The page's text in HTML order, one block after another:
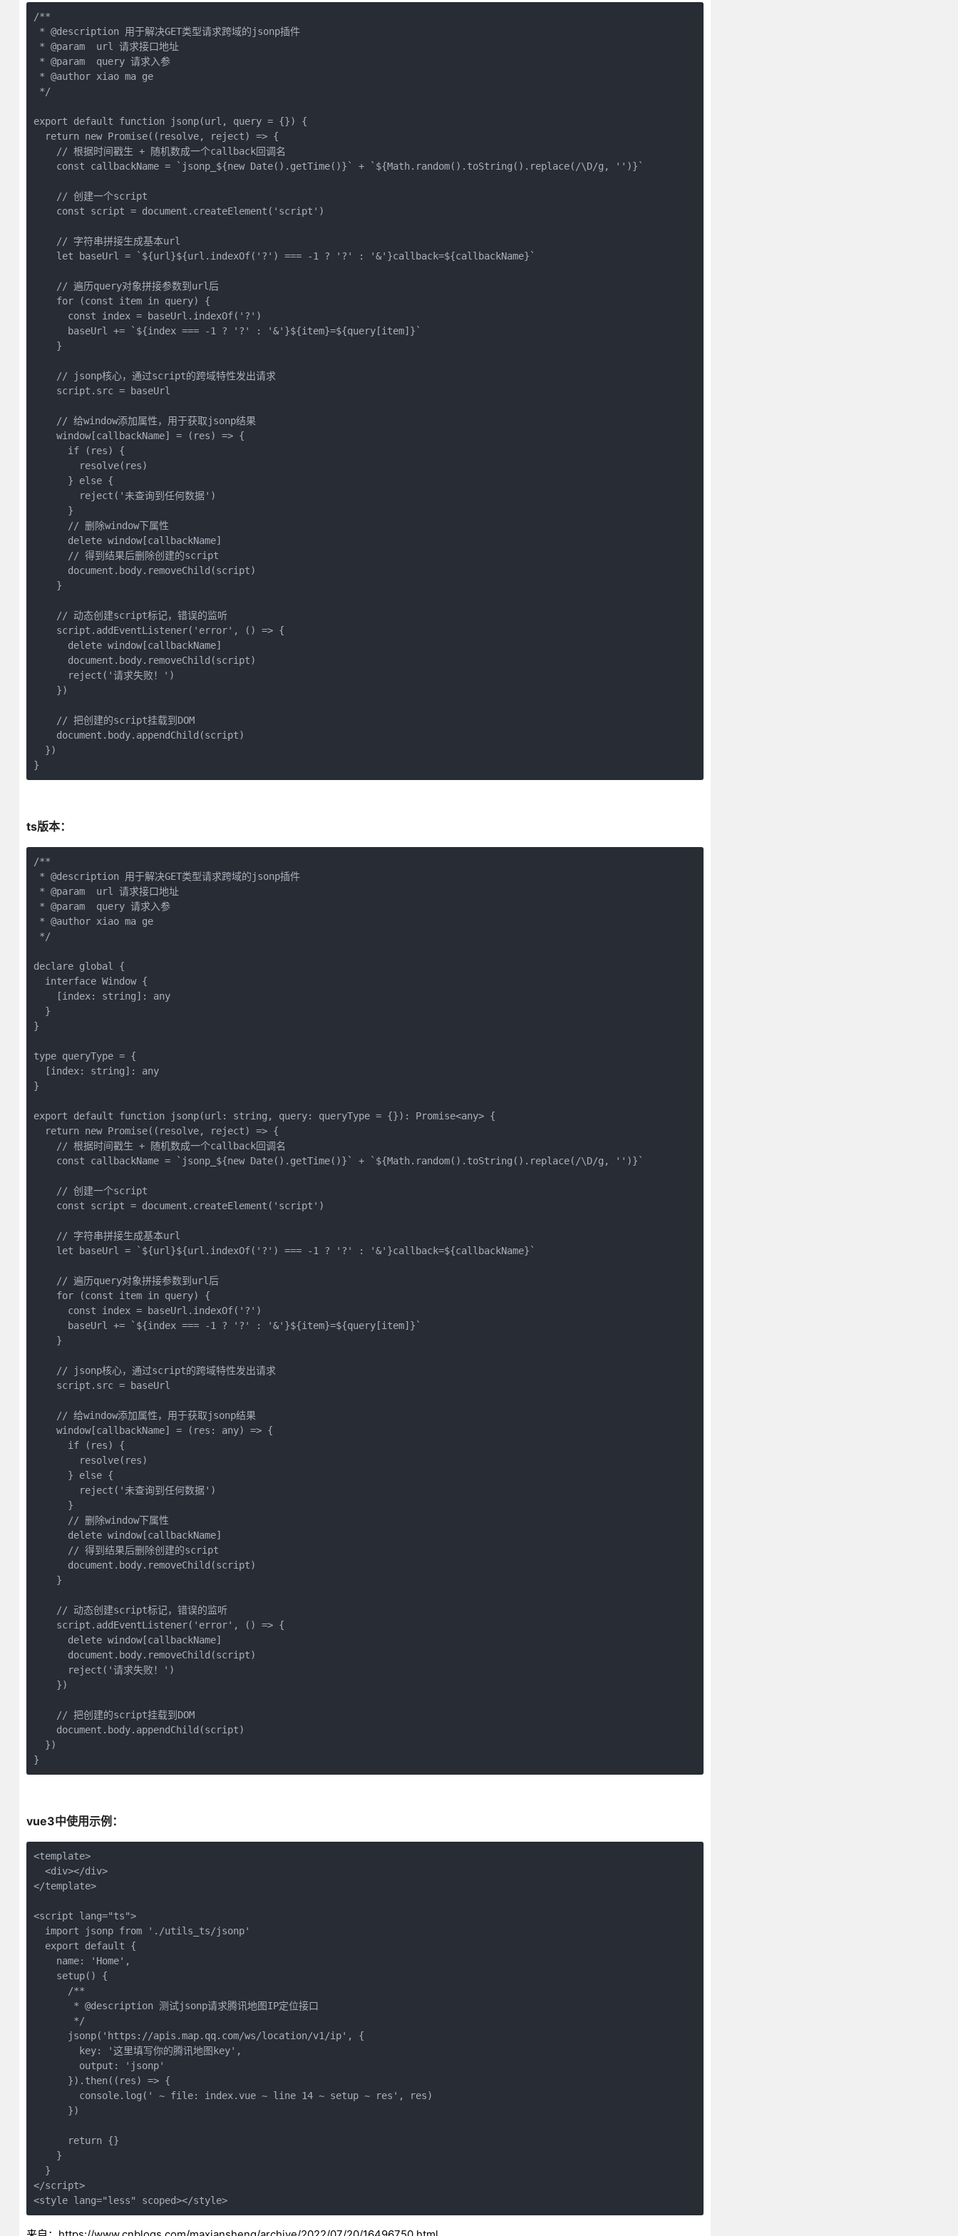
/**
* @description 用于解决GET类型请求跨域的jsonp插件
* @param  url 请求接口地址
* @param  query 请求入参
* @author xiao ma ge
*/
export default function jsonp(url, query = {}) {
  return new Promise((resolve, reject) => {
    // 根据时间戳生 + 随机数成一个callback回调名
    const callbackName = `jsonp_${new Date().getTime()}` + `${Math.random().toString().replace(/\D/g, '')}`
    // 创建一个script
    const script = document.createElement('script')
    // 字符串拼接生成基本url
    let baseUrl = `${url}${url.indexOf('?') === -1 ? '?' : '&'}callback=${callbackName}`
    // 遍历query对象拼接参数到url后
    for (const item in query) {
      const index = baseUrl.indexOf('?')
      baseUrl += `${index === -1 ? '?' : '&'}${item}=${query[item]}`
    }
    // jsonp核心，通过script的跨域特性发出请求
    script.src = baseUrl
    // 给window添加属性，用于获取jsonp结果
    window[callbackName] = (res) => {
      if (res) {
        resolve(res)
      } else {
        reject('未查询到任何数据')
      }
      // 删除window下属性
      delete window[callbackName]
      // 得到结果后删除创建的script
      document.body.removeChild(script)
    }
    // 动态创建script标记，错误的监听
    script.addEventListener('error', () => {
      delete window[callbackName]
      document.body.removeChild(script)
      reject('请求失败！')
    })
    // 把创建的script挂载到DOM
    document.body.appendChild(script)
  })
}
ts版本：
/**
* @description 用于解决GET类型请求跨域的jsonp插件
* @param  url 请求接口地址
* @param  query 请求入参
* @author xiao ma ge
*/
declare global {
  interface Window {
    [index: string]: any
  }
}
type queryType = {
  [index: string]: any
}
export default function jsonp(url: string, query: queryType = {}): Promise<any> {
  return new Promise((resolve, reject) => {
    // 根据时间戳生 + 随机数成一个callback回调名
    const callbackName = `jsonp_${new Date().getTime()}` + `${Math.random().toString().replace(/\D/g, '')}`
    // 创建一个script
    const script = document.createElement('script')
    // 字符串拼接生成基本url
    let baseUrl = `${url}${url.indexOf('?') === -1 ? '?' : '&'}callback=${callbackName}`
    // 遍历query对象拼接参数到url后
    for (const item in query) {
      const index = baseUrl.indexOf('?')
      baseUrl += `${index === -1 ? '?' : '&'}${item}=${query[item]}`
    }
    // jsonp核心，通过script的跨域特性发出请求
    script.src = baseUrl
    // 给window添加属性，用于获取jsonp结果
    window[callbackName] = (res: any) => {
      if (res) {
        resolve(res)
      } else {
        reject('未查询到任何数据')
      }
      // 删除window下属性
      delete window[callbackName]
      // 得到结果后删除创建的script
      document.body.removeChild(script)
    }
    // 动态创建script标记，错误的监听
    script.addEventListener('error', () => {
      delete window[callbackName]
      document.body.removeChild(script)
      reject('请求失败！')
    })
    // 把创建的script挂载到DOM
    document.body.appendChild(script)
  })
}
vue3中使用示例：
<template>
  <div></div>
</template>
<script lang="ts">
  import jsonp from './utils_ts/jsonp'
  export default {
    name: 'Home',
    setup() {
      /**
       * @description 测试jsonp请求腾讯地图IP定位接口
       */
      jsonp('https://apis.map.qq.com/ws/location/v1/ip', {
        key: '这里填写你的腾讯地图key',
        output: 'jsonp'
      }).then((res) => {
        console.log(' ~ file: index.vue ~ line 14 ~ setup ~ res', res)
      })
      return {}
    }
  }
</script>
<style lang="less" scoped></style>